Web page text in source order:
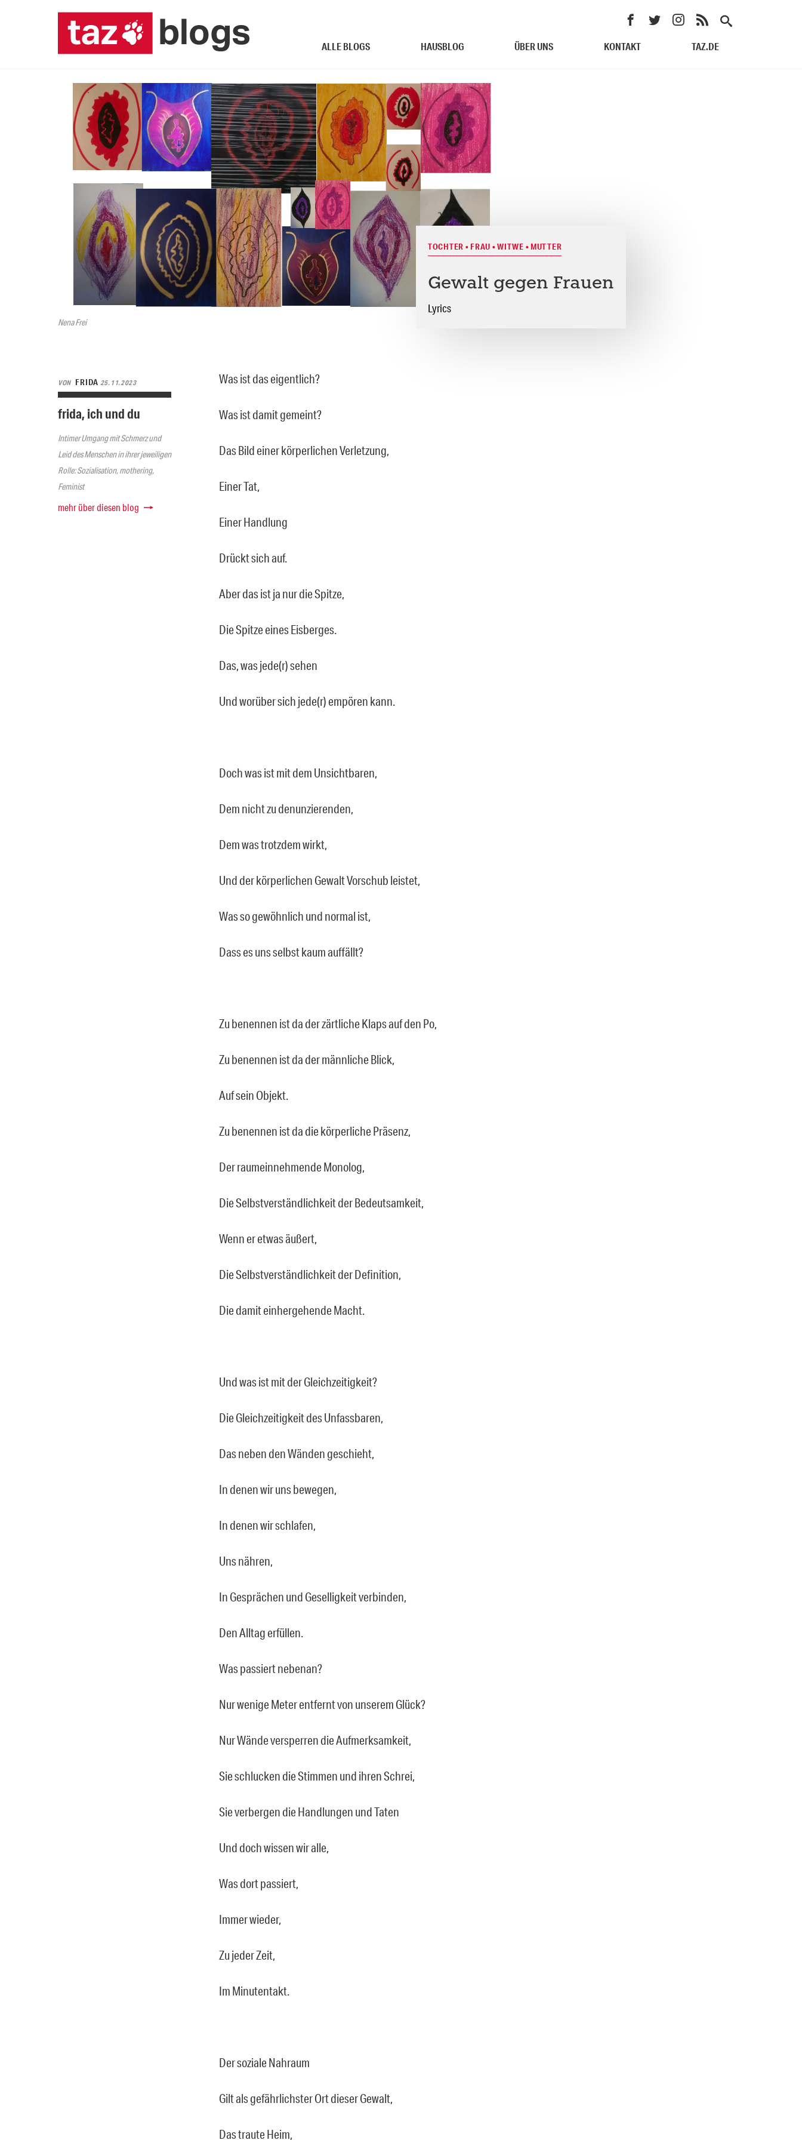
ALLE BLOGS HAUSBLOG ÜBER UNS KONTAKT TAZ.DE
Nena Frei
TOCHTER • FRAU • WITWE • MUTTER
Gewalt gegen Frauen
Lyrics
VON FRIDA 25.11.2023
frida, ich und du
Intimer Umgang mit Schmerz und
Leid des Menschen in ihrer jeweiligen
Rolle: Sozialisation, mothering,
Feminist
mehr über diesen blog
Was ist das eigentlich?
Was ist damit gemeint?
Das Bild einer körperlichen Verletzung,
Einer Tat,
Einer Handlung
Drückt sich auf.
Aber das ist ja nur die Spitze,
Die Spitze eines Eisberges.
Das, was jede(r) sehen
Und worüber sich jede(r) empören kann.
Doch was ist mit dem Unsichtbaren,
Dem nicht zu denunzierenden,
Dem was trotzdem wirkt,
Und der körperlichen Gewalt Vorschub leistet,
Was so gewöhnlich und normal ist,
Dass es uns selbst kaum auffällt?
Zu benennen ist da der zärtliche Klaps auf den Po,
Zu benennen ist da der männliche Blick,
Auf sein Objekt.
Zu benennen ist da die körperliche Präsenz,
Der raumeinnehmende Monolog,
Die Selbstverständlichkeit der Bedeutsamkeit,
Wenn er etwas äußert,
Die Selbstverständlichkeit der Definition,
Die damit einhergehende Macht.
Und was ist mit der Gleichzeitigkeit?
Die Gleichzeitigkeit des Unfassbaren,
Das neben den Wänden geschieht,
In denen wir uns bewegen,
In denen wir schlafen,
Uns nähren,
In Gesprächen und Geselligkeit verbinden,
Den Alltag erfüllen.
Was passiert nebenan?
Nur wenige Meter entfernt von unserem Glück?
Nur Wände versperren die Aufmerksamkeit,
Sie schlucken die Stimmen und ihren Schrei,
Sie verbergen die Handlungen und Taten
Und doch wissen wir alle,
Was dort passiert,
Immer wieder,
Zu jeder Zeit,
Im Minutentakt.
Der soziale Nahraum
Gilt als gefährlichster Ort dieser Gewalt,
Das traute Heim,